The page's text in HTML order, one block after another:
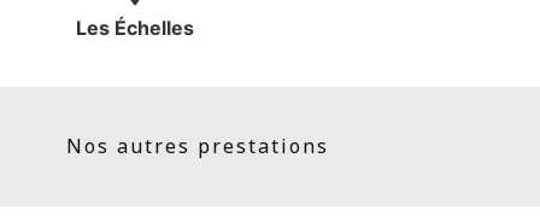
Les Échelles
Nos autres prestations